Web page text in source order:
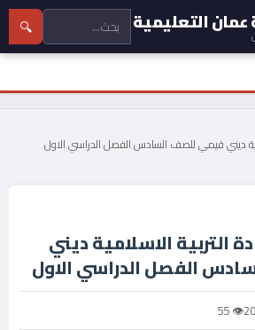
التعليمية 🔍
ديني قيمي للصف السادس الفصل الدراسي الاول
التربية الاسلامية ديني
الفصل الدراسي الاول
👁 55